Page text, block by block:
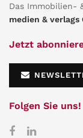
Das Immobilien-
medien & verlags
Jetzt
Folgen Sie uns!